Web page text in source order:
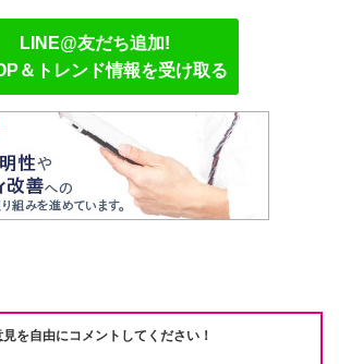
e C
h
at
c
e
b
o
o
k
e
n
a
ail
Li
LINE@友だち追加!
＆トレンド情報を受け取る
見を自由にコメントしてください！